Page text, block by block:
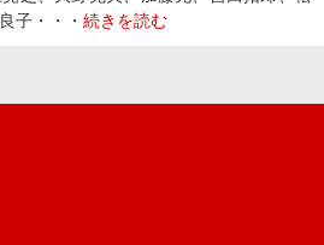
子・・・ 続きを読む